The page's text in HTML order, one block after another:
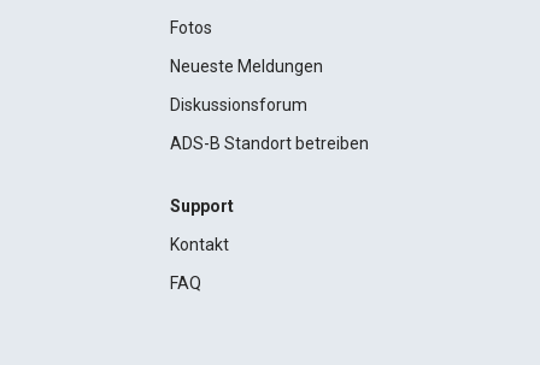
Fotos
Neueste Meldungen
Diskussionsforum
ADS-B Standort betreiben
Support
Kontakt
FAQ